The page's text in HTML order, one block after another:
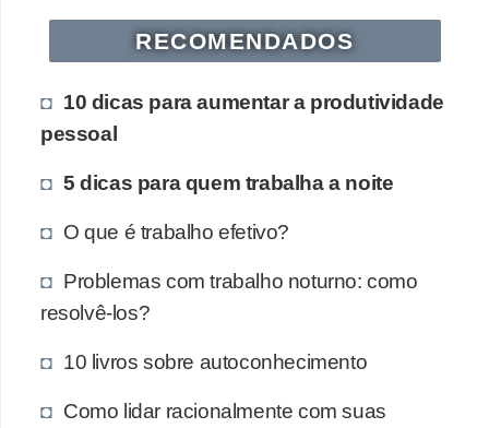
RECOMENDADOS
10 dicas para aumentar a produtividade
pessoal
5 dicas para quem trabalha a noite
O que é trabalho efetivo?
Problemas com trabalho noturno: como
resolvê-los?
10 livros sobre autoconhecimento
Como lidar racionalmente com suas